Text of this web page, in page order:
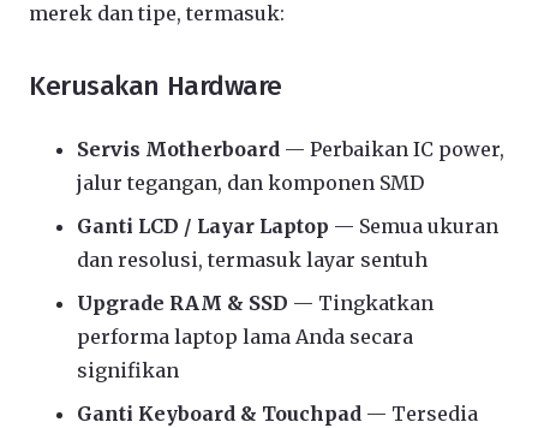
merek dan tipe, termasuk:
Kerusakan Hardware
Servis Motherboard — Perbaikan IC power,
jalur tegangan, dan komponen SMD
Ganti LCD / Layar Laptop — Semua ukuran
dan resolusi, termasuk layar sentuh
Upgrade RAM & SSD — Tingkatkan
performa laptop lama Anda secara
signifikan
Ganti Keyboard & Touchpad — Tersedia